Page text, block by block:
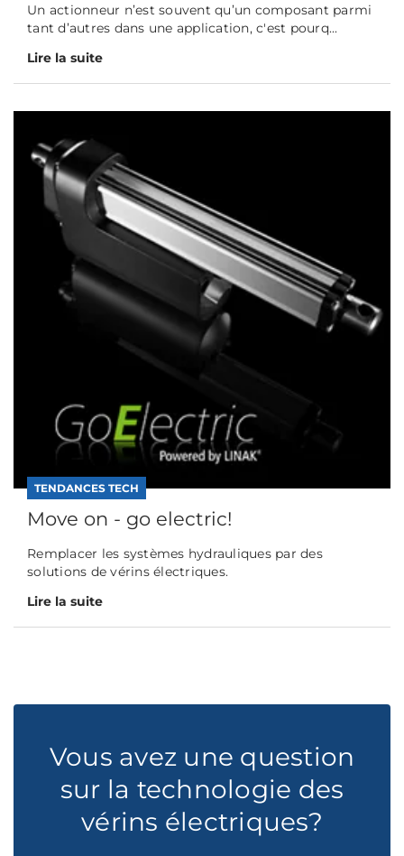
Un actionneur n’est souvent qu’un composant parmi
tant d’autres dans une application, c'est pourq...
Lire la suite
TENDANCES TECH
Move on - go electric!
Remplacer les systèmes hydrauliques par des
solutions de vérins électriques.
Lire la suite
Vous avez une question
sur la technologie des
vérins électriques?